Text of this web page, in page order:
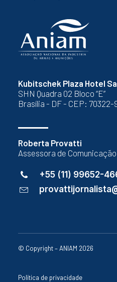
Kubitschek Plaza Hotel
SHN Quadra 02 Bloco “E”
Brasília - DF - CEP: 70322-
Roberta Provatti
Assessora de
+55 (11) 99652-
© Copyright – ANIAM 2026
Política de privacidade